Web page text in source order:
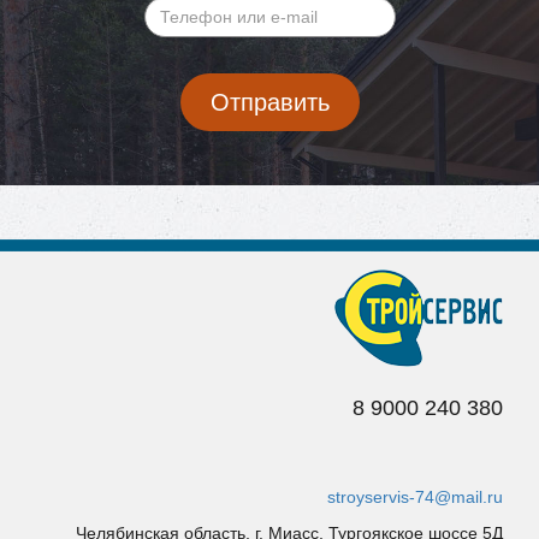
имя
*
Отправить
8 9000 240 380
stroyservis-74@mail.ru
Челябинская область, г. Миасс, Тургоякское шоссе 5Д